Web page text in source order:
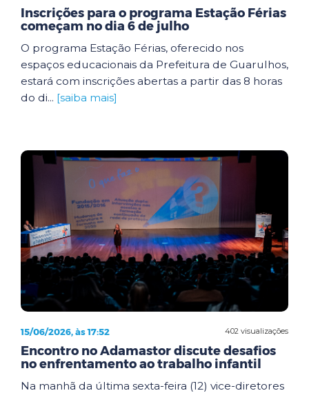
Inscrições para o programa Estação Férias
começam no dia 6 de julho
O programa Estação Férias, oferecido nos
espaços educacionais da Prefeitura de Guarulhos,
estará com inscrições abertas a partir das 8 horas
do di... [saiba mais]
402 visualizações
15/06/2026, às 17:52
Encontro no Adamastor discute desafios
no enfrentamento ao trabalho infantil
Na manhã da última sexta-feira (12) vice-diretores